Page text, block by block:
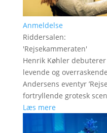
Anmeldelse
Riddersalen:
'Rejsekammeraten'
Henrik Køhler
levende og
Andersens eventyr
fortryllende grotesk
Læs mere